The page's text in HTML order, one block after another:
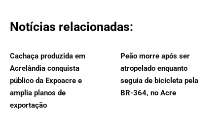
Notícias relacionadas:
Cachaça produzida em
Acrelândia conquista
público da Expoacre e
amplia planos de
exportação
Peão morre após ser
atropelado enquanto
seguia de bicicleta pela
BR-364, no Acre